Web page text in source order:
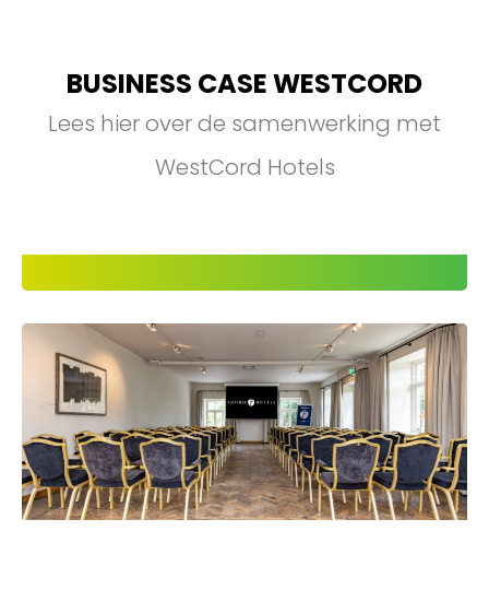
BUSINESS CASE WESTCORD
Lees hier over de samenwerking met
WestCord Hotels